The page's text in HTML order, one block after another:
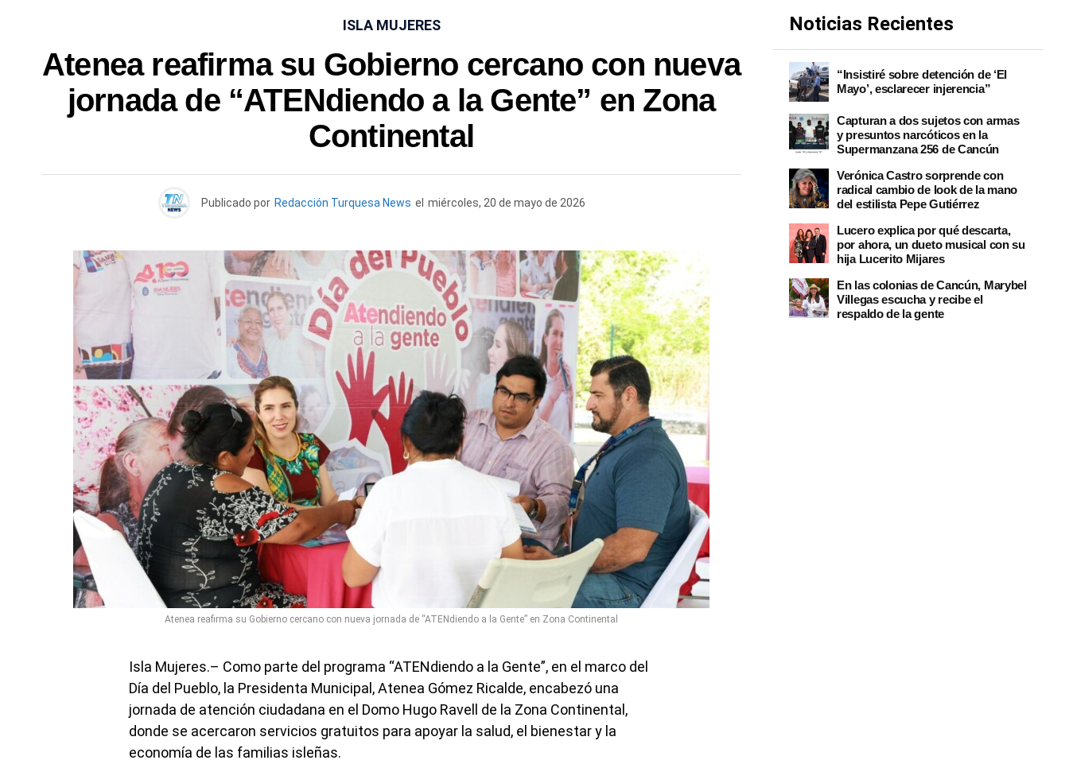
ISLA MUJERES
Atenea reafirma su Gobierno cercano con nueva
jornada de “ATENdiendo a la Gente” en Zona
Continental
Publicado por Redacción Turquesa News el miércoles, 20 de mayo de 2026
Atenea reafirma su Gobierno cercano con nueva jornada de “ATENdiendo a la Gente” en Zona Continental
Isla Mujeres.– Como parte del programa “ATENdiendo a la Gente”, en el marco del
Día del Pueblo, la Presidenta Municipal, Atenea Gómez Ricalde, encabezó una
jornada de atención ciudadana en el Domo Hugo Ravell de la Zona Continental,
donde se acercaron servicios gratuitos para apoyar la salud, el bienestar y la
economía de las familias isleñas.
Noticias Recientes
“Insistiré sobre detención de ‘El
Mayo’, esclarecer injerencia”
Capturan a dos sujetos con armas
y presuntos narcóticos en la
Supermanzana 256 de Cancún
Verónica Castro sorprende con
radical cambio de look de la mano
del estilista Pepe Gutiérrez
Lucero explica por qué descarta,
por ahora, un dueto musical con su
hija Lucerito Mijares
En las colonias de Cancún, Marybel
Villegas escucha y recibe el
respaldo de la gente